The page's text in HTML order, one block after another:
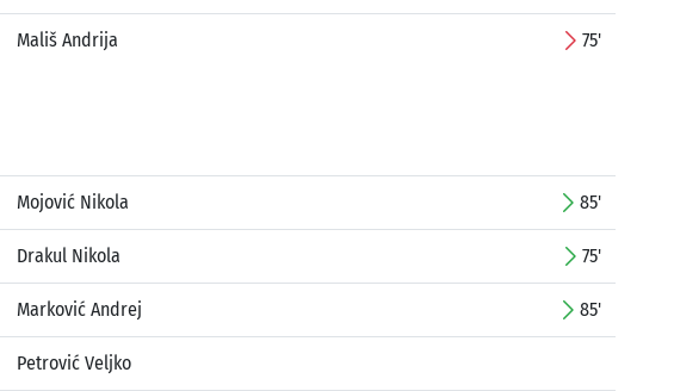
Mališ Andrija 75'
Mojović Nikola 85'
Drakul Nikola 75'
Marković Andrej 85'
Petrović Veljko